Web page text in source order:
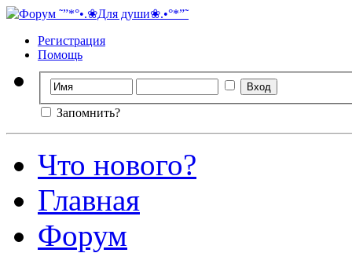
Регистрация
Помощь
Запомнить?
Что нового?
Главная
Форум